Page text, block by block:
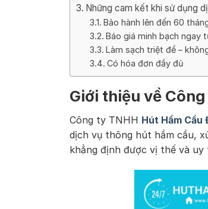
Những cam kết khi sử dụng
Bảo hành lên đến 60
Báo giá minh bạch ngay
Làm sạch triệt để –
Có hóa đơn đầy đủ
Giới thiệu về
Công ty TNHH Hút Hầm Cầu
dịch vụ thông hút hầm cầu,
khẳng định được vị thế và